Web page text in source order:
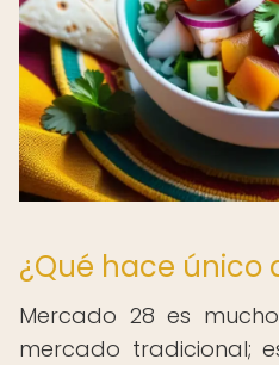
¿Qué hace único
Mercado 28 es
mercado tradicional;